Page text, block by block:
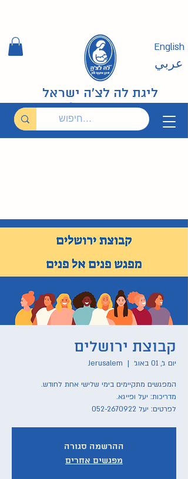
ליגת לה לצ'ה ישראל
English
عربي
קבוצת ירושלים
יום ג׳, 01 באוג׳
  |
Jerusalem
לפרטים: יעל 052-2670922
ההרשמה סגורה
מפגשים אחרים